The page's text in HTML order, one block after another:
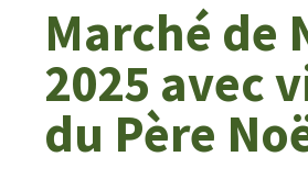
Marché de
2025 avec
du Père